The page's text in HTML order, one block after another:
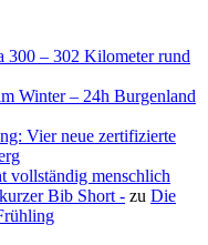
300 – 302 Kilometer rund
Winter – 24h Burgenland
Vier neue zertifizierte
vollständig menschlich
Bib Short - zu Die